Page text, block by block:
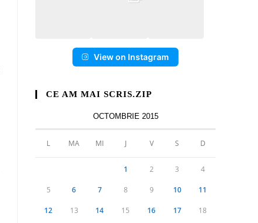
View on Instagram
CE AM MAI SCRIS.ZIP
OCTOMBRIE 2015
L MA MI J V S D
1 2 3 4
5 6 7 8 9 10 11
12 13 14 15 16 17 18